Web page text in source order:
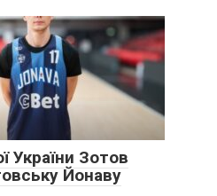
України Зотов
Йонаву